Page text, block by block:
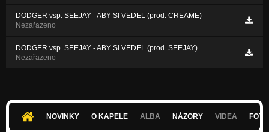
DODGER vsp. SEEJAY - ABY SI VEDEL (prod. CREAME)
Nezařazeno
DODGER vsp. SEEJAY - ABY SI VEDEL (prod. SEEJAY)
Nezařazeno
NOVINKY O KAPELE ALBA NÁZORY VIDEA